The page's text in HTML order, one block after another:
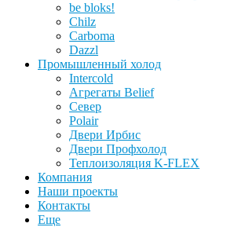
be bloks!
Chilz
Carboma
Dazzl
Промышленный холод
Intercold
Агрегаты Belief
Север
Polair
Двери Ирбис
Двери Профхолод
Теплоизоляция K-FLEX
Компания
Наши проекты
Контакты
Еще